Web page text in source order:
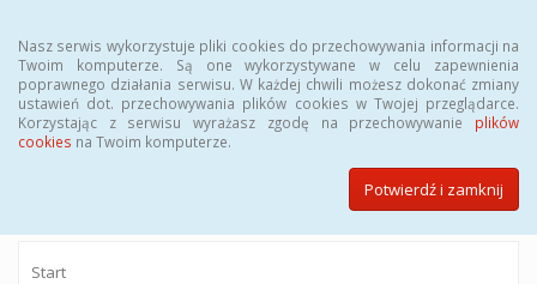
Nasz serwis wykorzystuje pliki cookies do przechowywania informacji na
Twoim komputerze. Są one wykorzystywane w celu zapewnienia
poprawnego działania serwisu. W każdej chwili możesz dokonać zmiany
ustawień dot. przechowywania plików cookies w Twojej przeglądarce.
Korzystając z serwisu wyrażasz zgodę na przechowywanie plików
cookies na Twoim komputerze.
Potwierdź i zamknij
BIULETYN INFORMACJI PUBLICZNEJ
Urzędu Miasta Opola
Start